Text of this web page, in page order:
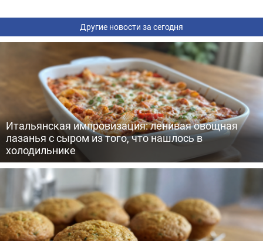
Другие новости за сегодня
Итальянская импровизация: ленивая овощная
лазанья с сыром из того, что нашлось в
холодильнике